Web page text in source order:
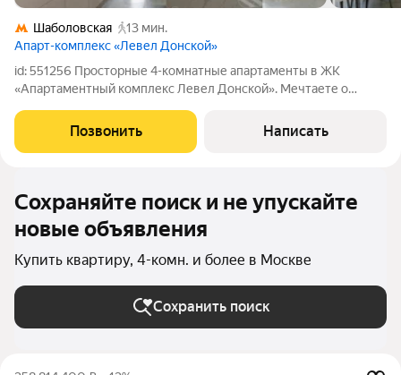
Шаболовская
13 мин.
Апарт-комплекс «Левел Донской»
id: 551256 Просторные 4-комнатные апартаменты в ЖК
«Апартаментный комплекс Левел Донской». Мечтаете о
вашему вниманию уникальные 4-комнатные апартаменты
площадью 101,2 м в современном доме
Позвонить Написать
Сохраняйте поиск и не упускайте
новые объявления
Купить квартиру, 4-комн. и более в Москве
Сохранить поиск